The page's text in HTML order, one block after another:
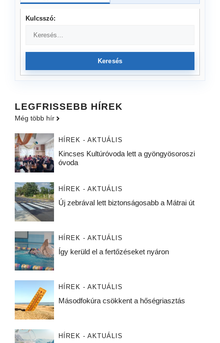
Kulcsszó:
Keresés
LEGFRISSEBB HÍREK
Még több hír
HÍREK - AKTUÁLIS
Kincses Kultúróvoda lett a gyöngyösoroszi
óvoda
HÍREK - AKTUÁLIS
Új zebrával lett biztonságosabb a Mátrai út
HÍREK - AKTUÁLIS
Így kerüld el a fertőzéseket nyáron
HÍREK - AKTUÁLIS
Másodfokúra csökkent a hőségriasztás
HÍREK - AKTUÁLIS